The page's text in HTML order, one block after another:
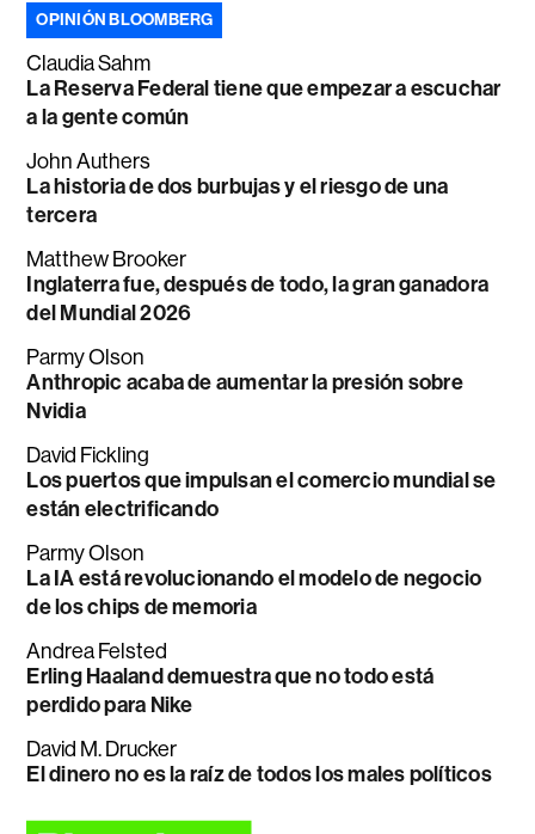
OPINIÓN BLOOMBERG
Claudia Sahm
La Reserva Federal tiene que empezar a escuchar
a la gente común
John Authers
La historia de dos burbujas y el riesgo de una
tercera
Matthew Brooker
Inglaterra fue, después de todo, la gran ganadora
del Mundial 2026
Parmy Olson
Anthropic acaba de aumentar la presión sobre
Nvidia
David Fickling
Los puertos que impulsan el comercio mundial se
están electrificando
Parmy Olson
La IA está revolucionando el modelo de negocio
de los chips de memoria
Andrea Felsted
Erling Haaland demuestra que no todo está
perdido para Nike
David M. Drucker
El dinero no es la raíz de todos los males políticos